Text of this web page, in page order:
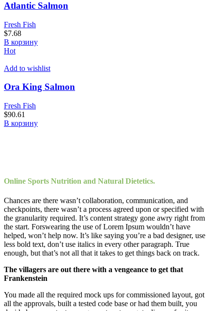
Atlantic Salmon
Fresh Fish
$7.68
В корзину
Hot
Add to wishlist
Ora King Salmon
Fresh Fish
$90.61
В корзину
Online Sports Nutrition and Natural Dietetics.
Chances are there wasn’t collaboration, communication, and
checkpoints, there wasn’t a process agreed upon or specified with
the granularity required. It’s content strategy gone awry right from
the start. Forswearing the use of Lorem Ipsum wouldn’t have
helped, won’t help now. It’s like saying you’re a bad designer, use
less bold text, don’t use italics in every other paragraph. True
enough, but that’s not all that it takes to get things back on track.
The villagers are out there with a vengeance to get that
Frankenstein
You made all the required mock ups for commissioned layout, got
all the approvals, built a tested code base or had them built, you